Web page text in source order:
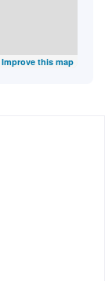
Improve this map